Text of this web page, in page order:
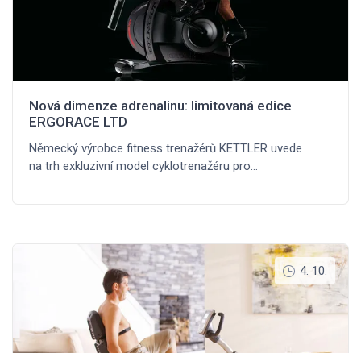
Nová dimenze adrenalinu: limitovaná edice
ERGORACE LTD
Německý výrobce fitness trenažérů KETTLER uvede
na trh exkluzivní model cyklotrenažéru pro…
4. 10.